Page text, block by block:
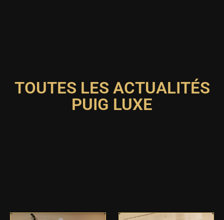
TOUTES LES ACTUALITÉS
PUIG LUXE